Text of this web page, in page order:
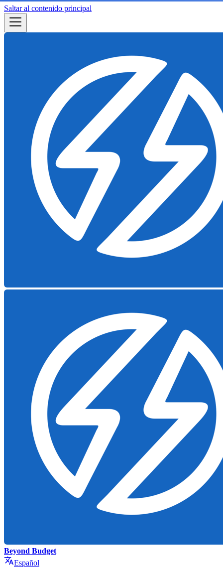
Saltar al contenido principal
Beyond Budget
Español